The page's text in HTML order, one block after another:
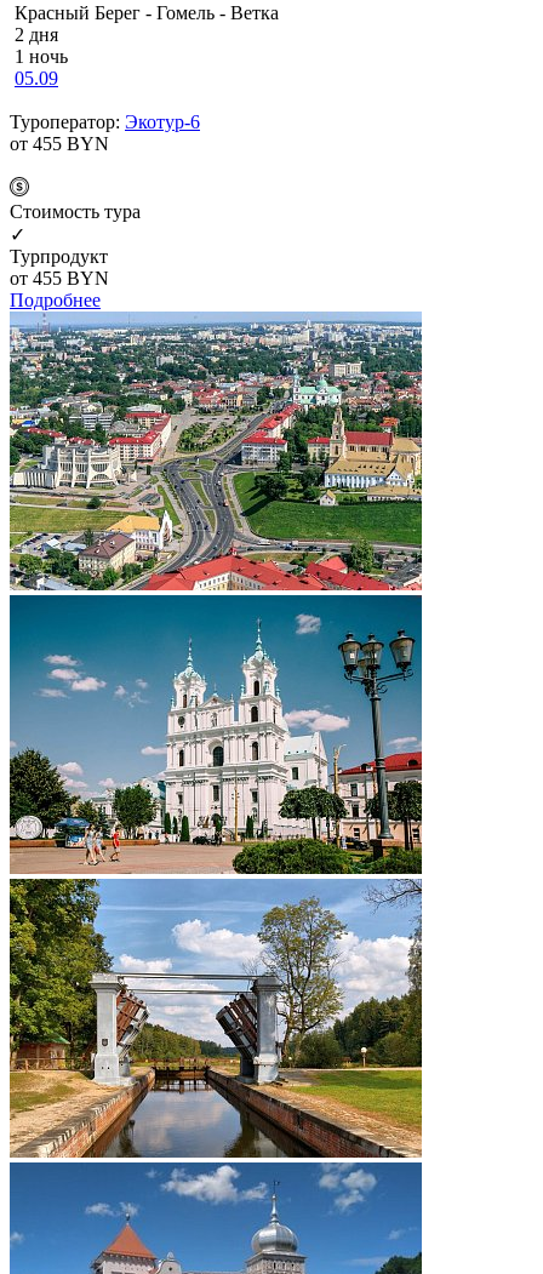
Красный Берег - Гомель - Ветка
2 дня
1 ночь
05.09
Туроператор: Экотур-6
от 455 BYN
Cтоимость тура
✓
Турпродукт
от 455 BYN
Подробнее